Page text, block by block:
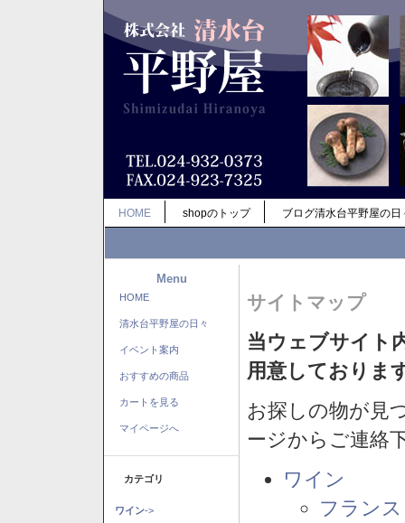
HOME shopのトップ ブログ清水台平野屋の日
Menu
HOME
清水台平野屋の日々
イベント案内
おすすめの商品
カートを見る
マイページへ
カテゴリ
ワイン->
サイトマップ
当ウェブサイト
用意しておりま
お探しの物が見
ージからご連絡
ワイン
フランス